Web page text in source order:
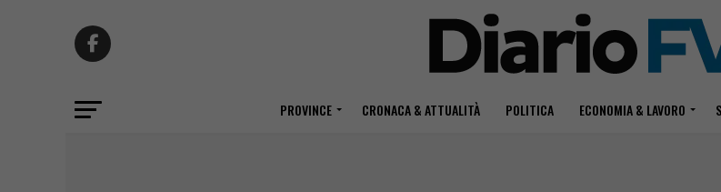
PROVINCE CRONACA & ATTUALITÀ POLITICA ECONOMIA & LAVORO